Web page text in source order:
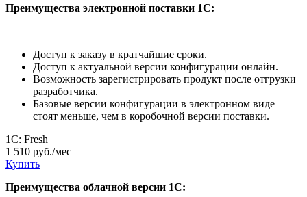
Преимущества электронной поставки 1С:
Доступ к заказу в кратчайшие сроки.
Доступ к актуальной версии конфигурации онлайн.
Возможность зарегистрировать продукт после отгрузки
разработчика.
Базовые версии конфигурации в электронном виде
стоят меньше, чем в коробочной версии поставки.
1С: Fresh
1 510 руб./мес
Купить
Преимущества облачной версии 1С: